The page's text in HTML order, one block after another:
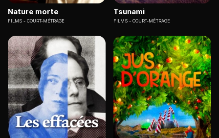
Nature morte
FILMS COURT-MÉTRAGE
Tsunami
FILMS COURT-MÉTRAGE